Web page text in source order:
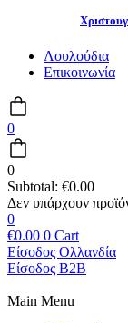
Λουλούδια
Επικοινωνία
0
0
Subtotal: €0.00
0
€0.00 0 Cart
Είσοδος Ολλανδία
Είσοδος B2B
Main Menu